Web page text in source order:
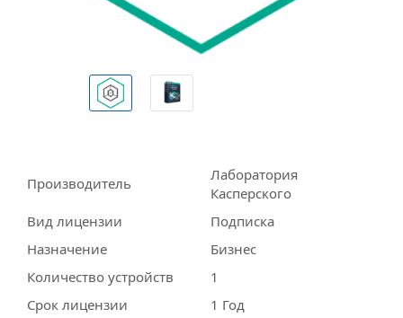
Производитель
Лаборатория
Касперского
Вид лицензии
Подписка
Назначение
Бизнес
Количество устройств
1
Срок лицензии
1 Год